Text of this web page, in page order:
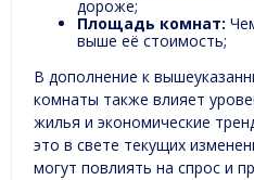
дороже;
Площадь комнат:
выше её стоимость;
В дополнение к
комнаты также влияет
жилья и экономические
это в свете текущих
могут повлиять на спрос и